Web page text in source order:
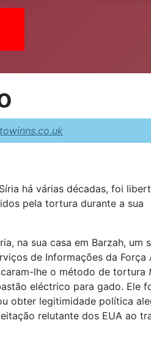
há várias décadas, foi
pela tortura durante a sua
na sua casa em Barzah, um
de Informações da Força
lhe o método de tortura
eléctrico para gado. Ele
obter legitimidade política
relutante dos EUA ao